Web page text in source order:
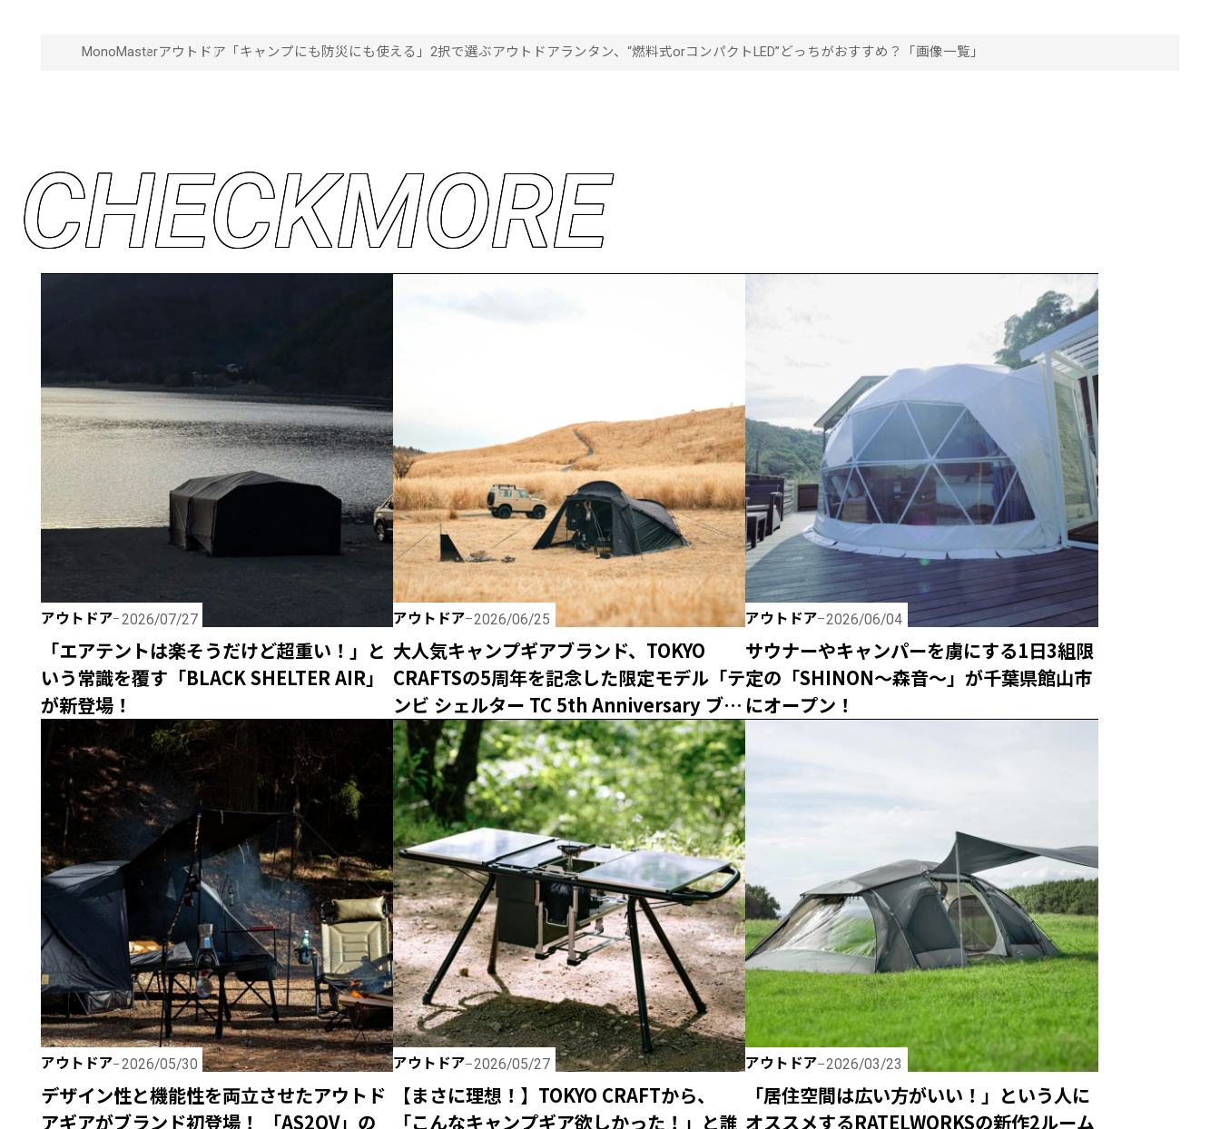
MonoMasterアウトドア 「キャンプにも防災にも使える」2択で選ぶアウトドアランタン、“燃料式orコンパクトLED”どっちがおすすめ？「画像一覧」
CHECKMORE
アウトドア 2026/07/27
「エアテントは楽そうだけど超重い！」と
いう常識を覆す「BLACK SHELTER AIR」
が新登場！
アウトドア 2026/06/25
大人気キャンプギアブランド、TOKYO
CRAFTSの5周年を記念した限定モデル「テ
ンビ シェルター TC 5th Anniversary ブ
ラック」は売れきれ必須の激レアアイテ
ム！
アウトドア 2026/06/04
サウナーやキャンパーを虜にする1日3組限
定の「SHINON〜森音〜」が千葉県館山市
にオープン！
アウトドア 2026/05/30
デザイン性と機能性を両立させたアウトド
アギアがブランド初登場！ 「AS2OV」の
アウトドア 2026/05/27
【まさに理想！】TOKYO CRAFTから、
「こんなキャンプギア欲しかった！」と誰
アウトドア 2026/03/23
「居住空間は広い方がいい！」という人に
オススメするRATELWORKSの新作2ルーム